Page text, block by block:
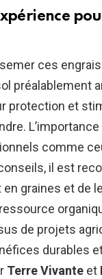
ces
protection et
comme
il est
graines et de
de projets
durables
Terre Vivante et